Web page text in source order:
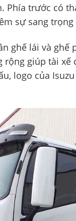
Phía trước có
sự sang
ghế lái và
rộng giúp tài
logo của